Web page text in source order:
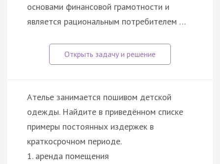
основами финансовой грамотности и
является рациональным потребителем …
Ателье занимается пошивом детской
одежды. Найдите в приведённом списке
примеры постоянных издержек в
краткосрочном периоде.
1. аренда помещения